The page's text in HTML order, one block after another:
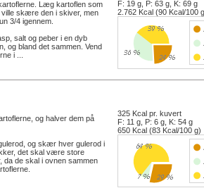
Læg kartoflen som
ville skære den i skiver, men
3/4 igennem.
salt og peber i en dyb
og bland det sammen. Vend
i ...
F: 19 g, P: 63 g, K: 69 g
2.762 Kcal (90 Kcal/100
og halver dem på
og skær hver gulerod i
det skal være store
da de skal i ovnen sammen
325 Kcal pr. kuvert
F: 11 g, P: 6 g, K: 54 g
650 Kcal (83 Kcal/100 g)